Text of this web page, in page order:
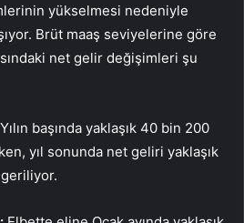
yükselmesi nedeniyle
Brüt maaş seviyelerine göre
net gelir değişimleri şu
Yılın başında yaklaşık 40 bin 200
yıl sonunda net geliri yaklaşık